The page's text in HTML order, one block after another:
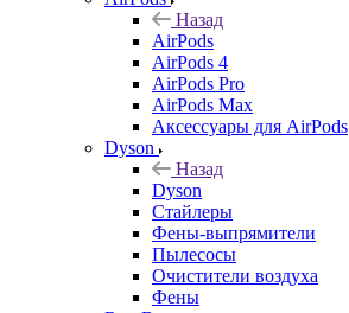
Назад
AirPods
AirPods 4
AirPods Pro
AirPods Max
Аксессуары для AirPods
Dyson
Назад
Dyson
Стайлеры
Фены-выпрямители
Пылесосы
Очистители воздуха
Фены